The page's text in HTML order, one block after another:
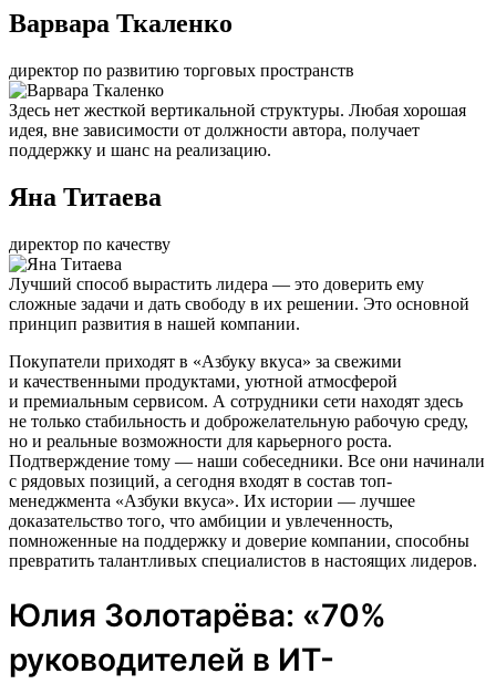
Варвара Ткаленко
директор по развитию торговых пространств
Здесь нет жесткой вертикальной структуры. Любая хорошая
идея, вне зависимости от должности автора, получает
поддержку и шанс на реализацию.
Яна Титаева
директор по качеству
Лучший способ вырастить лидера — это доверить ему
сложные задачи и дать свободу в их решении. Это основной
принцип развития в нашей компании.
Покупатели приходят в «Азбуку вкуса» за свежими
и качественными продуктами, уютной атмосферой
и премиальным сервисом. А сотрудники сети находят здесь
не только стабильность и доброжелательную рабочую среду,
но и реальные возможности для карьерного роста.
Подтверждение тому — наши собеседники. Все они начинали
с рядовых позиций, а сегодня входят в состав топ-
менеджмента «Азбуки вкуса». Их истории — лучшее
доказательство того, что амбиции и увлеченность,
помноженные на поддержку и доверие компании, способны
превратить талантливых специалистов в настоящих лидеров.
Юлия Золотарёва: «70%
руководителей в ИТ-